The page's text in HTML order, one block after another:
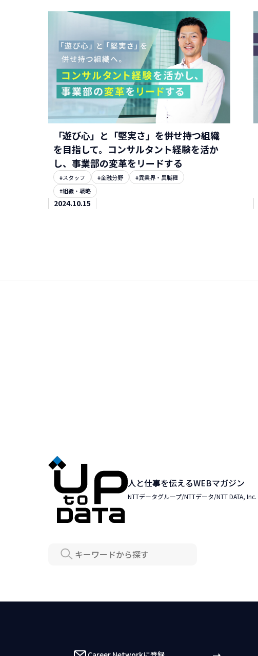
「遊び心」と「堅実さ」を併せ持つ組織
を目指して。コンサルタント経験を活か
し、事業部の変革をリードする
#スタッフ #金融分野
#異業界・異職種
#組織・戦略
2024.10.15
人と仕事を伝えるWEBマガジン
NTTデータグループ/NTTデータ/NTT DATA, Inc.
Search